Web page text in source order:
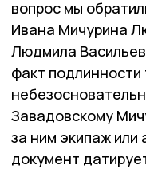
вопрос мы
Ивана Мичурина
Людмила
факт подлинности
Завадовскому
за ним экипаж
документ